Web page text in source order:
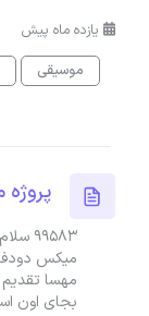
یازده ماه پیش
موسیقی
میکس
مهسا
بجای اون